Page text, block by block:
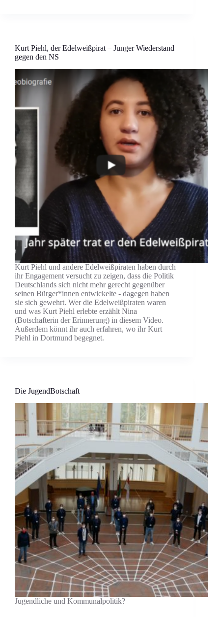
Kurt Piehl, der Edelweißpirat – Junger Wiederstand
gegen den NS
Kurt Piehl und andere Edelweißpiraten haben durch
ihr Engagement versucht zu zeigen, dass die Politik
Deutschlands sich nicht mehr gerecht gegenüber
seinen Bürger*innen entwickelte - dagegen haben
sie sich gewehrt. Wer die Edelweißpiraten waren
und was Kurt Piehl erlebte erzählt Nina
(Botschafterin der Erinnerung) in diesem Video.
Außerdem könnt ihr auch erfahren, wo ihr Kurt
Piehl in Dortmund begegnet.
Die JugendBotschaft
Jugendliche und Kommunalpolitik?